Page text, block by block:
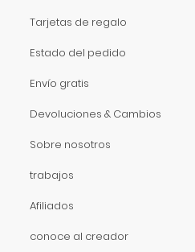
Tarjetas de regalo
Estado del pedido
Envío gratis
Devoluciones & Cambios
Sobre nosotros
trabajos
Afiliados
conoce al creador